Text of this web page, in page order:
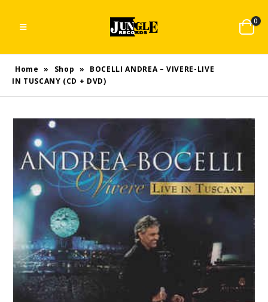
0
Home » Shop »
BOCELLI ANDREA – VIVERE-LIVE
IN TUSCANY (CD + DVD)